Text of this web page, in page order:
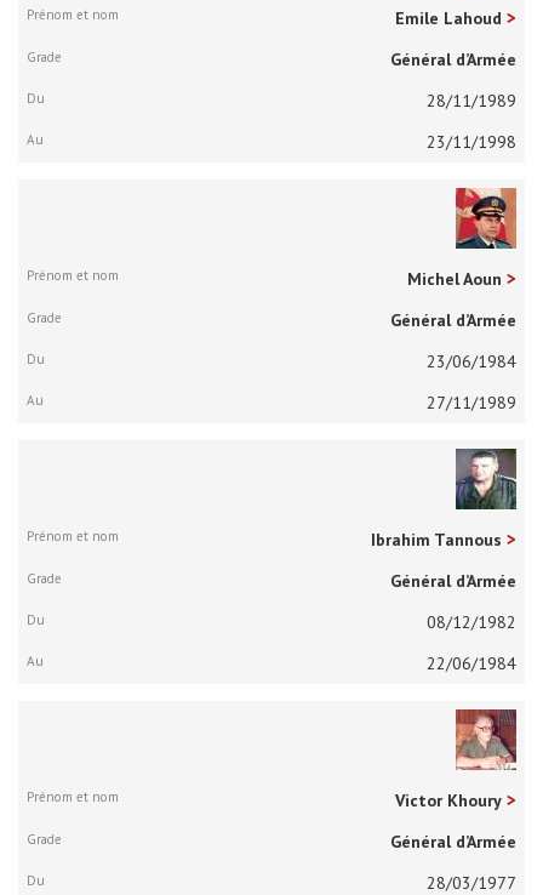
Emile Lahoud
Général d’Armée
28/11/1989
23/11/1998
Michel Aoun
Général d’Armée
23/06/1984
27/11/1989
Ibrahim Tannous
Général d’Armée
08/12/1982
22/06/1984
Victor Khoury
Général d’Armée
28/03/1977